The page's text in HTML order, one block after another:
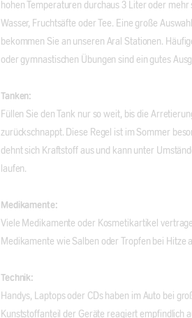
hohen Temperaturen durchaus 3 Liter oder
Wasser, Fruchtsäfte oder Tee. Eine große
bekommen Sie an unseren Aral Stationen.
oder gymnastischen Übungen sind ein gutes
Tanken:
Füllen Sie den Tank nur so weit, bis die
zurückschnappt. Diese Regel ist im Sommer
dehnt sich Kraftstoff aus und kann unter
laufen.
Medikamente:
Viele Medikamente oder Kosmetikartikel
Medikamente wie Salben oder Tropfen bei Hitze
Technik:
Handys, Laptops oder CDs haben im Auto bei
Kunststoffanteil der Geräte reagiert empfindlich